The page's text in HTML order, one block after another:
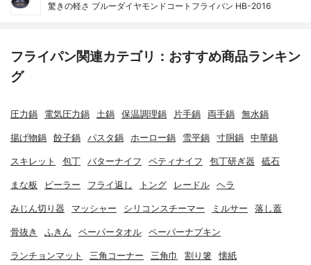
驚きの軽さ ブルーダイヤモンドコートフライパン HB-2016
フライパン関連カテゴリ：おすすめ商品ランキン
グ
圧力鍋 電気圧力鍋 土鍋 保温調理鍋 片手鍋 両手鍋 無水鍋
揚げ物鍋 餃子鍋 パスタ鍋 ホーロー鍋 雪平鍋 寸胴鍋 中華鍋
スキレット 包丁 バターナイフ ペティナイフ 包丁研ぎ器 砥石
まな板 ピーラー フライ返し トング レードル ヘラ
みじん切り器 マッシャー シリコンスチーマー ミルサー 落し蓋
骨抜き ふきん ペーパータオル ペーパーナプキン
ランチョンマット 三角コーナー 三角巾 割り箸 懐紙